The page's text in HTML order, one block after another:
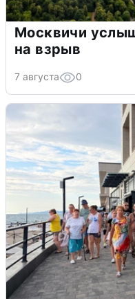
Москвичи
на взрыв
7 августа 0